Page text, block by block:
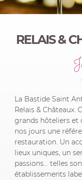
RELAIS &
La Bastide Saint
Relais & Châteaux.
grands hôteliers et
nos jours une
restauration. Un
lieux uniques, un
passions… telles
établissements